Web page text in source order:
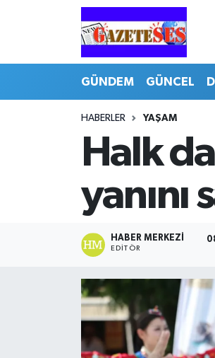
GÜNDEM GÜNCEL
HABERLER YAŞAM
Halk
yanını
HABER MERKEZI
EDITÖR